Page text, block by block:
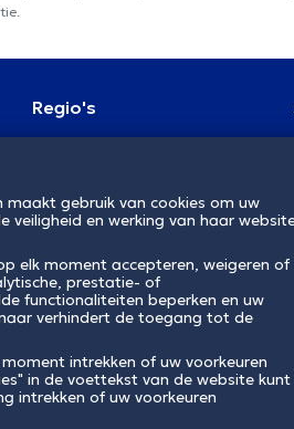
Regio's
Charleroi
Luik
Namen
Leuven
Mons
Aalst
de
maakt gebruik van cookies om uw
veiligheid en werking van haar
elk moment accepteren, weigeren of
prestatie- of
functionaliteiten beperken en uw
verhindert de toegang tot de
intrekken of uw voorkeuren
in de voettekst van de website kunt
intrekken of uw voorkeuren